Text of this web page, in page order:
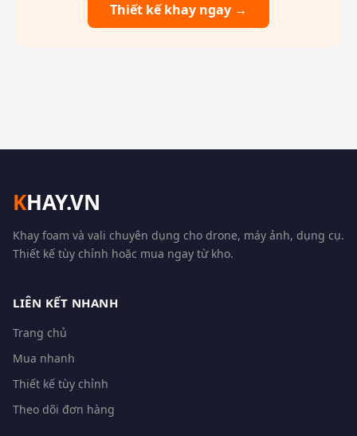
Thiết kế khay ngay →
KHAY.VN
Khay foam và vali chuyên dụng cho drone, máy ảnh, dụng cụ.
Thiết kế tùy chỉnh hoặc mua ngay từ kho.
LIÊN KẾT NHANH
Trang chủ
Mua nhanh
Thiết kế tùy chỉnh
Theo dõi đơn hàng